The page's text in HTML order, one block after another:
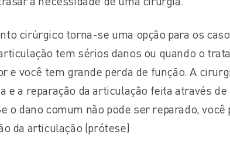
cirúrgico torna-se uma opção para os
tem sérios danos ou quando o
e você tem grande perda de função. A
e a reparação da articulação feita através
o dano comum não pode ser reparado,
da articulação (prótese)